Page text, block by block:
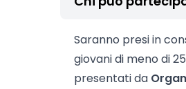
Saranno presi in
giovani di meno di
presentati da